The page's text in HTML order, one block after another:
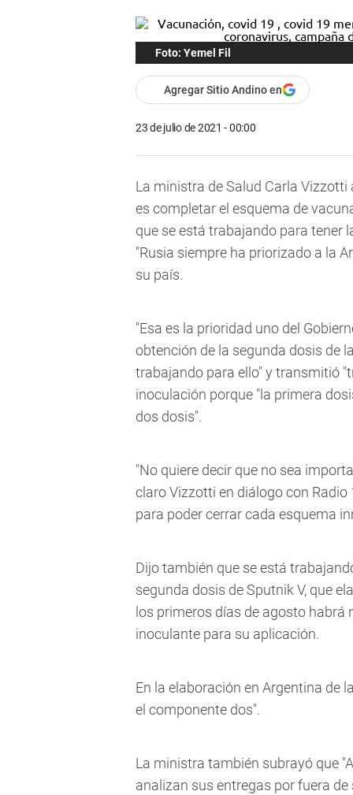
Foto: Yemel Fil
Agregar Sitio Andino en
23 de julio de 2021 - 00:00
La ministra de Salud Carla Vizzotti
es completar el esquema de
que se está trabajando para tener
"Rusia siempre ha priorizado a la
su país.
"Esa es la prioridad uno del
obtención de la segunda dosis de
trabajando para ello" y transmitió
inoculación porque "la primera
dos dosis".
"No quiere decir que no sea
claro Vizzotti en diálogo con
para poder cerrar cada esquema
Dijo también que se está
segunda dosis de Sputnik V, que
los primeros días de agosto habrá
inoculante para su aplicación.
En la elaboración en Argentina de
el componente dos".
La ministra también subrayó que
analizan sus entregas por fuera de